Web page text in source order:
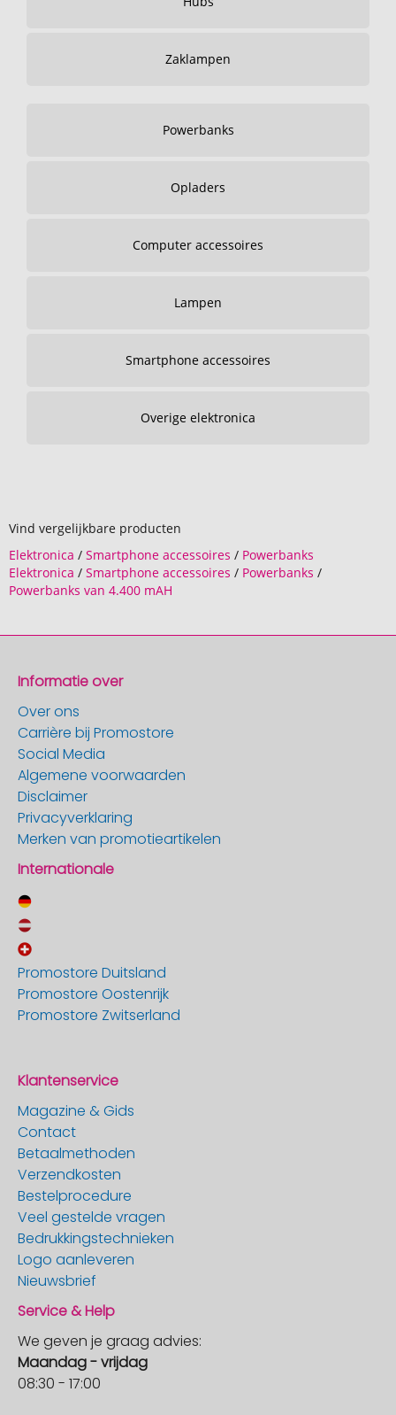
Zaklampen
Powerbanks
Opladers
Computer accessoires
Lampen
Smartphone accessoires
Overige elektronica
Vind vergelijkbare producten
Elektronica / Smartphone accessoires / Powerbanks
Elektronica / Smartphone accessoires / Powerbanks /
Powerbanks van 4.400 mAH
Informatie over
Over ons
Carrière bij Promostore
Social Media
Algemene voorwaarden
Disclaimer
Privacyverklaring
Merken van promotieartikelen
Internationale
Promostore Duitsland
Promostore Oostenrijk
Promostore Zwitserland
Klantenservice
Magazine & Gids
Contact
Betaalmethoden
Verzendkosten
Bestelprocedure
Veel gestelde vragen
Bedrukkingstechnieken
Logo aanleveren
Nieuwsbrief
Service & Help
We geven je graag advies:
Maandag - vrijdag
08:30 - 17:00